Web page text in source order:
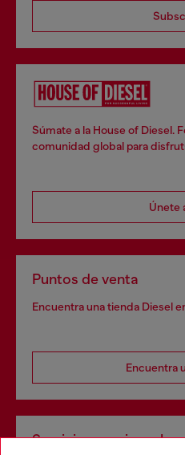
Súmate a la House of Diesel.
comunidad global para
Únete
Puntos de venta
Encuentra una tienda Diesel
Encuentra
Servicios omnicanal